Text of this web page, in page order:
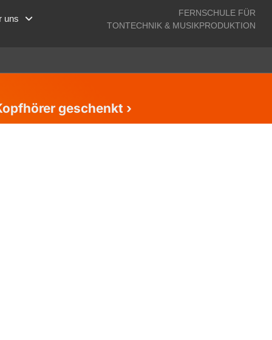
uns
FERNSCHULE FÜR
TONTECHNIK & MUSIKPRODUKTION
geschenkt ›